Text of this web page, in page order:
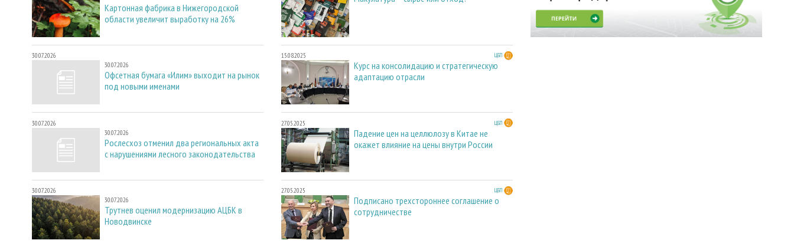
Картонная фабрика в Нижегородской
области увеличит выработку на 26%
30.07.2026
30.07.2026
Офсетная бумага «Илим» выходит на рынок
под новыми именами
30.07.2026
30.07.2026
Рослесхоз отменил два региональных акта
с нарушениями лесного законодательства
30.07.2026
30.07.2026
Трутнев оценил модернизацию АЦБК в
Новодвинске
15.08.2025 ЦБП
Курс на консолидацию и стратегическую
адаптацию отрасли
27.05.2025 ЦБП
Падение цен на целлюлозу в Китае не
окажет влияние на цены внутри России
27.05.2025 ЦБП
Подписано трехстороннее соглашение о
сотрудничестве